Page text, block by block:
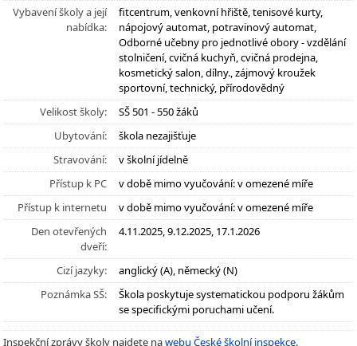
Vybavení školy a její
nabídka:
fitcentrum, venkovní hřiště, tenisové kurty,
nápojový automat, potravinový automat,
Odborné učebny pro jednotlivé obory - vzdělání
stolničení, cvičná kuchyň, cvičná prodejna,
kosmetický salon, dílny., zájmový kroužek
sportovní, technický, přírodovědný
Velikost školy:
SŠ 501 - 550 žáků
Ubytování:
škola nezajišťuje
Stravování:
v školní jídelně
Přístup k PC
v době mimo vyučování: v omezené míře
Přístup k internetu
v době mimo vyučování: v omezené míře
Den otevřených
dveří:
4.11.2025, 9.12.2025, 17.1.2026
Cizí jazyky:
anglický (A), německý (N)
Poznámka SŠ:
Škola poskytuje systematickou podporu žákům
se specifickými poruchami učení.
Inspekční zprávy školy najdete nawebu České školní inspekce.